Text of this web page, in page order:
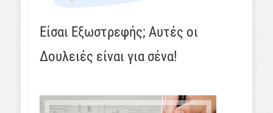
Είσαι Εξωστρεφής; Αυτές οι
Δουλειές είναι για σένα!